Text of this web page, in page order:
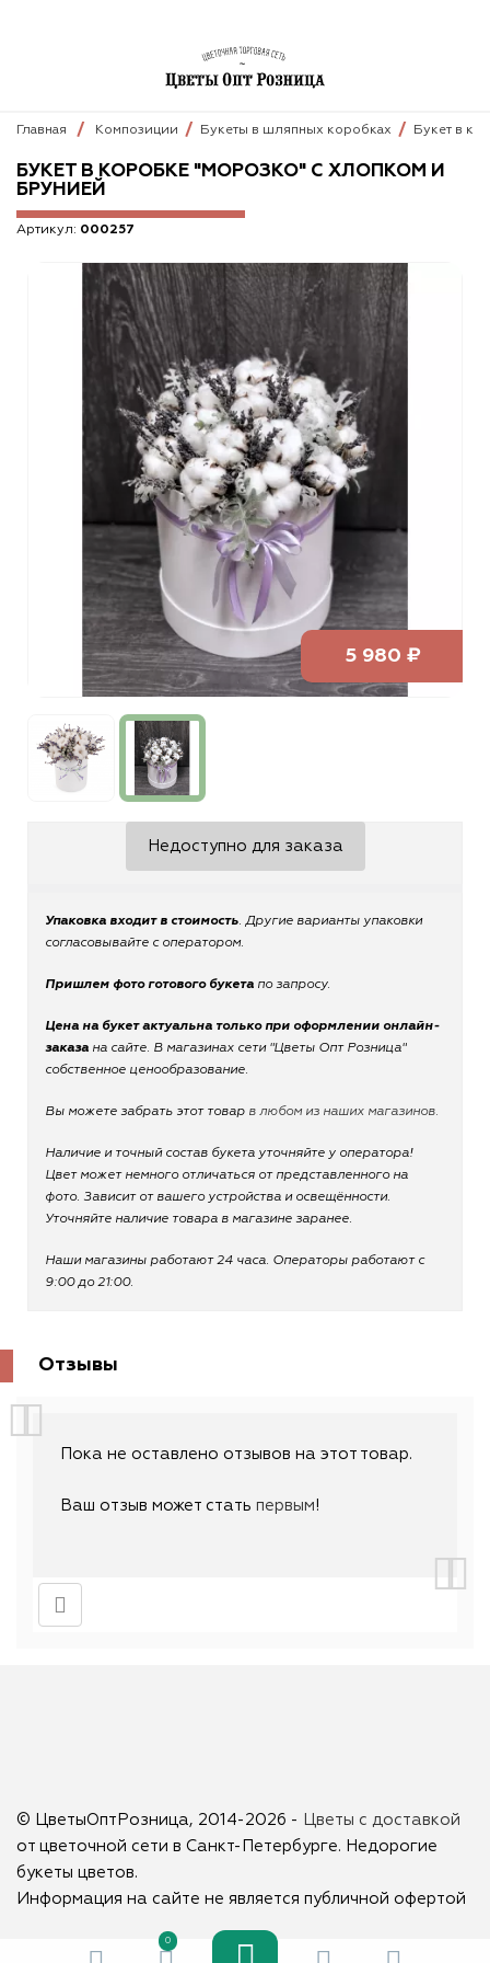
Главная Композиции Букеты в шляпных коробках Букет в
БУКЕТ В КОРОБКЕ "МОРОЗКО" С ХЛОПКОМ И
БРУНИЕЙ
Артикул: 000257
5 980 ₽
Упаковка входит в стоимость. Другие варианты упаковки
согласовывайте с оператором.
Пришлем фото готового букета по запросу.
Цена на букет актуальна только при оформлении онлайн-
заказа на сайте. В магазинах сети "Цветы Опт Розница"
собственное ценообразование.
Вы можете забрать этот товар в любом из наших магазинов.
Наличие и точный состав букета уточняйте у оператора!
Цвет может немного отличаться от представленного на
фото. Зависит от вашего устройства и освещённости.
Уточняйте наличие товара в магазине заранее.
Наши магазины работают 24 часа. Операторы работают с
9:00 до 21:00.
Недоступно для заказа
Отзывы
Пока не оставлено отзывов на этот товар.
Ваш отзыв может стать первым!
© ЦветыОптРозница, 2014-2026 -
Цветы с доставкой
от цветочной сети в Санкт-Петербурге. Недорогие
букеты цветов.
Информация на сайте не является публичной офертой
0